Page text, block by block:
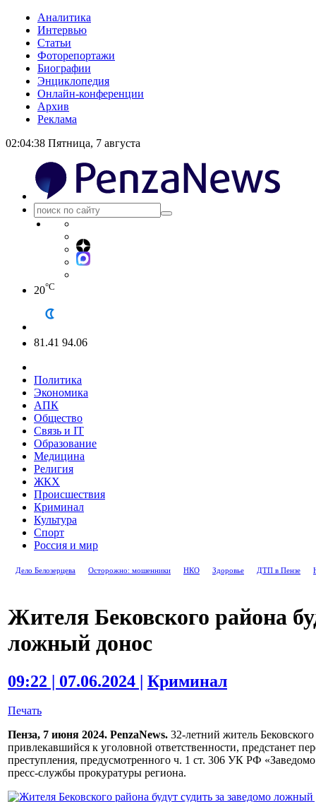
Аналитика
Интервью
Статьи
Фоторепортажи
Биографии
Энциклопедия
Онлайн-конференции
Архив
Реклама
02:04:38 Пятница, 7 августа
20°C
81.41 94.06
Политика
Экономика
АПК
Общество
Связь и IT
Образование
Медицина
Религия
ЖКХ
Происшествия
Криминал
Культура
Спорт
Россия и мир
Дело Белозерцева Осторожно: мошенники НКО Здоровье ДТП в Пензе
Жителя Бековского района
ложный донос
09:22 | 07.06.2024 | Криминал
Печать
Пенза, 7 июня 2024. PenzaNews. 32-летний житель
привлекавшийся к уголовной ответственности, предстанет
преступления, предусмотренного ч. 1 ст. 306 УК РФ
пресс-службы прокуратуры региона.